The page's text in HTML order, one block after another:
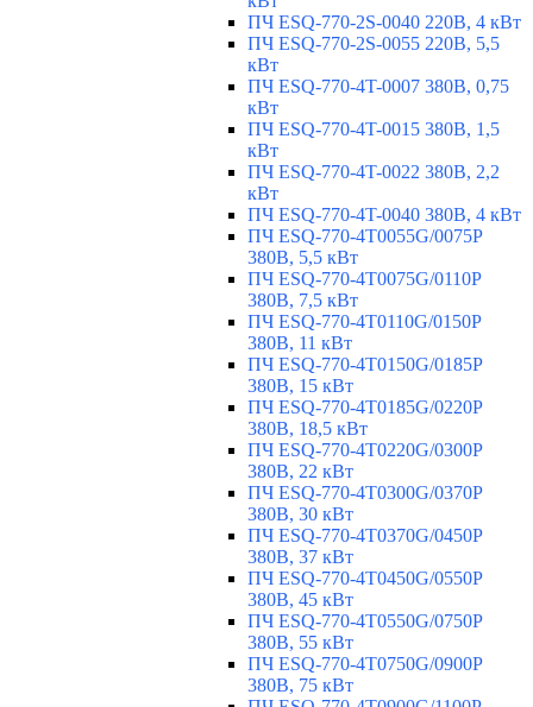
ПЧ ESQ-770-2S-0040 220В, 4 кВт
ПЧ ESQ-770-2S-0055 220В, 5,5
кВт
ПЧ ESQ-770-4T-0007 380В, 0,75
кВт
ПЧ ESQ-770-4T-0015 380В, 1,5
кВт
ПЧ ESQ-770-4T-0022 380В, 2,2
кВт
ПЧ ESQ-770-4T-0040 380В, 4 кВт
ПЧ ESQ-770-4T0055G/0075P
380В, 5,5 кВт
ПЧ ESQ-770-4T0075G/0110P
380В, 7,5 кВт
ПЧ ESQ-770-4T0110G/0150P
380В, 11 кВт
ПЧ ESQ-770-4T0150G/0185P
380В, 15 кВт
ПЧ ESQ-770-4T0185G/0220P
380В, 18,5 кВт
ПЧ ESQ-770-4T0220G/0300P
380В, 22 кВт
ПЧ ESQ-770-4T0300G/0370P
380В, 30 кВт
ПЧ ESQ-770-4T0370G/0450P
380В, 37 кВт
ПЧ ESQ-770-4T0450G/0550P
380В, 45 кВт
ПЧ ESQ-770-4T0550G/0750P
380В, 55 кВт
ПЧ ESQ-770-4T0750G/0900P
380В, 75 кВт